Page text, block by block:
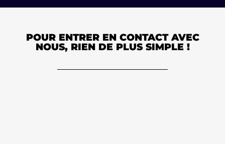
POUR ENTRER EN CONTACT AVEC
NOUS, RIEN DE PLUS SIMPLE !